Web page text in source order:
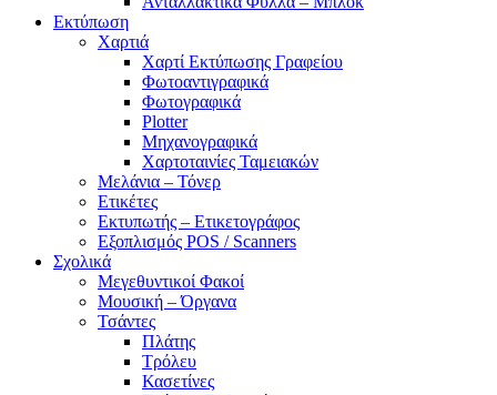
Εκτύπωση
Χαρτιά
Χαρτί Εκτύπωσης Γραφείου
Φωτοαντιγραφικά
Φωτογραφικά
Plotter
Μηχανογραφικά
Χαρτοταινίες Ταμειακών
Μελάνια – Τόνερ
Ετικέτες
Εκτυπωτής – Ετικετογράφος
Εξοπλισμός POS / Scanners
Σχολικά
Μεγεθυντικοί Φακοί
Μουσική – Όργανα
Τσάντες
Πλάτης
Τρόλευ
Κασετίνες